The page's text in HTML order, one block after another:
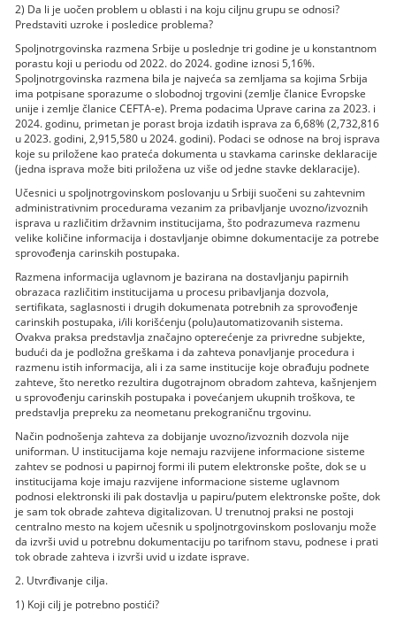
2) Da li je uočen problem u oblasti i na koju ciljnu grupu se odnosi?
Predstaviti uzroke i posledice problema?
Spoljnotrgovinska razmena Srbije u poslednje tri godine je u konstantnom
porastu koji u periodu od 2022. do 2024. godine iznosi 5,16%.
Spoljnotrgovinska razmena bila je najveća sa zemljama sa kojima Srbija
ima potpisane sporazume o slobodnoj trgovini (zemlje članice Evropske
unije i zemlje članice CEFTA-e). Prema podacima Uprave carina za 2023. i
2024. godinu, primetan je porast broja izdatih isprava za 6,68% (2,732,816
u 2023. godini, 2,915,580 u 2024. godini). Podaci se odnose na broj isprava
koje su priložene kao prateća dokumenta u stavkama carinske deklaracije
(jedna isprava može biti priložena uz više od jedne stavke deklaracije).
Učesnici u spoljnotrgovinskom poslovanju u Srbiji suočeni su zahtevnim
administrativnim procedurama vezanim za pribavljanje uvozno/izvoznih
isprava u različitim državnim institucijama, što podrazumeva razmenu
velike količine informacija i dostavljanje obimne dokumentacije za potrebe
sprovođenja carinskih postupaka.
Razmena informacija uglavnom je bazirana na dostavljanju papirnih
obrazaca različitim institucijama u procesu pribavljanja dozvola,
sertifikata, saglasnosti i drugih dokumenata potrebnih za sprovođenje
carinskih postupaka, i/ili korišćenju (polu)automatizovanih sistema.
Ovakva praksa predstavlja značajno opterećenje za privredne subjekte,
budući da je podložna greškama i da zahteva ponavljanje procedura i
razmenu istih informacija, ali i za same institucije koje obrađuju podnete
zahteve, što neretko rezultira dugotrajnom obradom zahteva, kašnjenjem
u sprovođenju carinskih postupaka i povećanjem ukupnih troškova, te
predstavlja prepreku za neometanu prekograničnu trgovinu.
Način podnošenja zahteva za dobijanje uvozno/izvoznih dozvola nije
uniforman. U institucijama koje nemaju razvijene informacione sisteme
zahtev se podnosi u papirnoj formi ili putem elektronske pošte, dok se u
institucijama koje imaju razvijene informacione sisteme uglavnom
podnosi elektronski ili pak dostavlja u papiru/putem elektronske pošte, dok
je sam tok obrade zahteva digitalizovan. U trenutnoj praksi ne postoji
centralno mesto na kojem učesnik u spoljnotrgovinskom poslovanju može
da izvrši uvid u potrebnu dokumentaciju po tarifnom stavu, podnese i prati
tok obrade zahteva i izvrši uvid u izdate isprave.
2. Utvrđivanje cilja.
1) Koji cilj je potrebno postići?